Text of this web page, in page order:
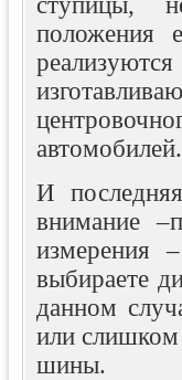
положения
автомобилей.
И
внимание
измерения
выбираете
данном
или
шины.